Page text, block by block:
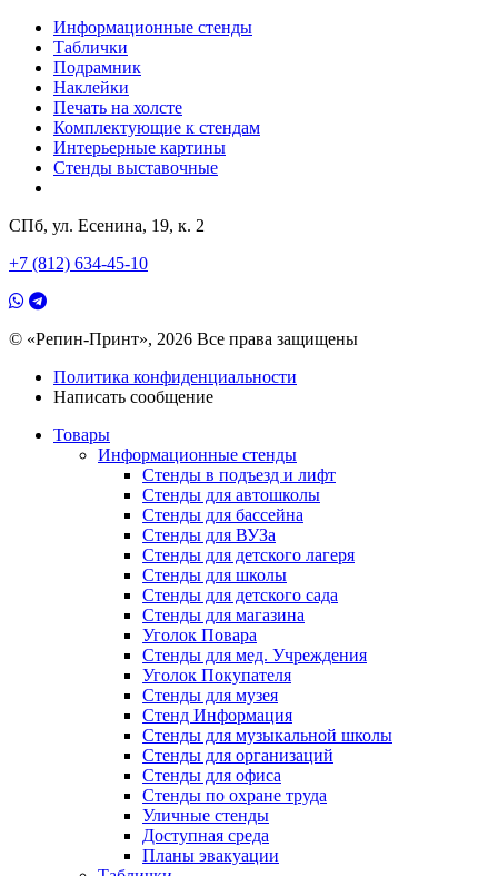
Информационные стенды
Таблички
Подрамник
Наклейки
Печать на холсте
Комплектующие к стендам
Интерьерные картины
Стенды выставочные
СПб, ул. Есенина, 19, к. 2
+7 (812) 634-45-10
© «Репин-Принт», 2026 Все права защищены
Политика конфиденциальности
Написать сообщение
Товары
Информационные стенды
Стенды в подъезд и лифт
Стенды для автошколы
Стенды для бассейна
Стенды для ВУЗа
Стенды для детского лагеря
Стенды для школы
Стенды для детского сада
Стенды для магазина
Уголок Повара
Стенды для мед. Учреждения
Уголок Покупателя
Стенды для музея
Стенд Информация
Стенды для музыкальной школы
Стенды для организаций
Стенды для офиса
Стенды по охране труда
Уличные стенды
Доступная среда
Планы эвакуации